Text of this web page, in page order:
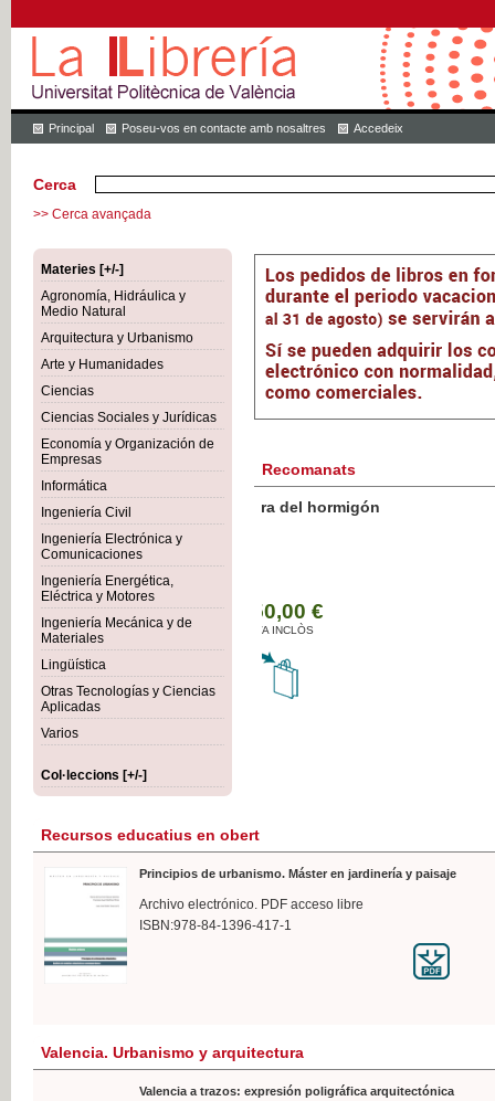
Principal Poseu-vos en contacte amb nosaltres Accedeix
Cerca
>> Cerca avançada
Materies [+/-]
Agronomía, Hidráulica y
Medio Natural
Arquitectura y Urbanismo
Arte y Humanidades
Ciencias
Ciencias Sociales y Jurídicas
Economía y Organización de
Empresas
Informática
Ingeniería Civil
Ingeniería Electrónica y
Comunicaciones
Ingeniería Energética,
Eléctrica y Motores
Ingeniería Mecánica y de
Materiales
Lingüística
Otras Tecnologías y Ciencias
Aplicadas
Varios
Col·leccions [+/-]
Recomanats
Botánica Agroalimentaria
Recursos educatius en obert
Principios de urbanismo. Máster en jardinería y paisaje
Archivo electrónico. PDF acceso libre
ISBN:978-84-1396-417-1
Valencia. Urbanismo y arquitectura
Valencia a trazos: expresión poligráfica arquitectónica